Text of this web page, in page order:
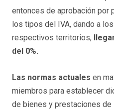
entonces de aprobación por
los tipos del IVA, dando a
respectivos territorios,
del 0%.
Las normas actuales en
miembros para establecer
de bienes y prestaciones